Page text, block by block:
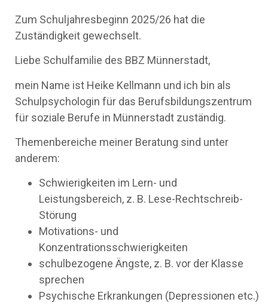
Zum Schuljahresbeginn 2025/26 hat die
Zuständigkeit gewechselt.
Liebe Schulfamilie des BBZ Münnerstadt,
mein Name ist Heike Kellmann und ich bin als
Schulpsychologin für das Berufsbildungszentrum
für soziale Berufe in Münnerstadt zuständig.
Themenbereiche meiner Beratung sind unter
anderem:
Schwierigkeiten im Lern- und
Leistungsbereich, z. B. Lese-Rechtschreib-
Störung
Motivations- und
Konzentrationsschwierigkeiten
schulbezogene Ängste, z. B. vor der Klasse
sprechen
Psychische Erkrankungen (Depressionen etc.)